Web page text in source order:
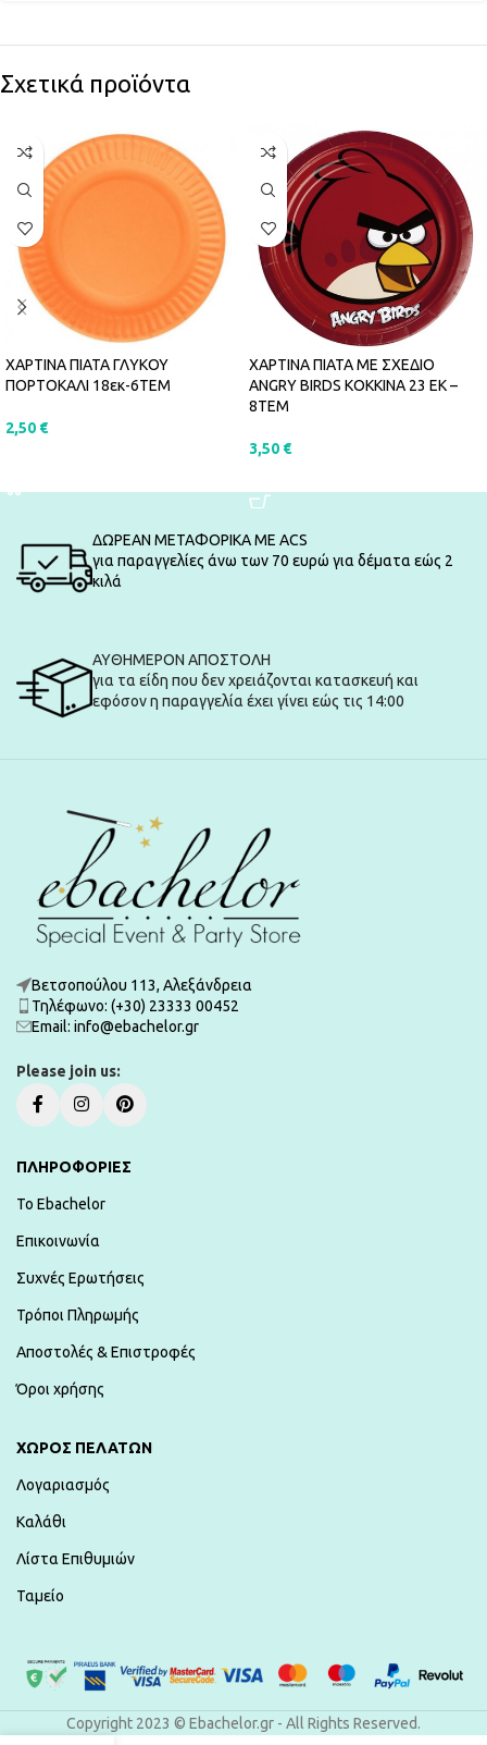
Σχετικά προϊόντα
ΧΑΡΤΙΝΑ ΠΙΑΤΑ ΓΛΥΚΟΥ
ΠΟΡΤΟΚΑΛΙ 18εκ-6ΤΕΜ
2,50 €
ΧΑΡΤΙΝΑ ΠΙΑΤΑ ΜΕ ΣΧΕΔΙΟ
ANGRY BIRDS ΚΟΚΚΙΝΑ 23 ΕΚ –
8ΤΕΜ
3,50 €
ΔΩΡΕΑΝ ΜΕΤΑΦΟΡΙΚΑ ΜΕ ACS
για παραγγελίες άνω των 70 ευρώ για δέματα εώς 2
κιλά
ΑΥΘΗΜΕΡΟΝ ΑΠΟΣΤΟΛΗ
για τα είδη που δεν χρειάζονται κατασκευή και
εφόσον η παραγγελία έχει γίνει εώς τις 14:00
Βετσοπούλου 113, Αλεξάνδρεια
Τηλέφωνο: (+30) 23333 00452
Εmail: info@ebachelor.gr
Please join us:
ΠΛΗΡΟΦΟΡΙΕΣ
To Ebachelor
Επικοινωνία
Συχνές Ερωτήσεις
Τρόποι Πληρωμής
Αποστολές & Επιστροφές
Όροι χρήσης
ΧΏΡΟΣ ΠΕΛΑΤΏΝ
Λογαριασμός
Καλάθι
Λίστα Επιθυμιών
Ταμείο
Copyright 2023 © Ebachelor.gr - All Rights Reserved.